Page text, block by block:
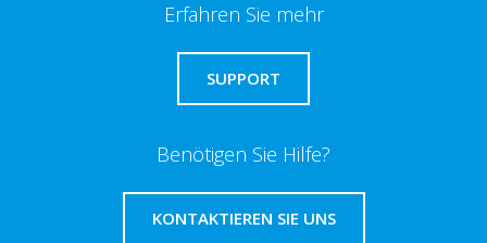
Erfahren Sie mehr
SUPPORT
Benötigen Sie Hilfe?
KONTAKTIEREN SIE UNS